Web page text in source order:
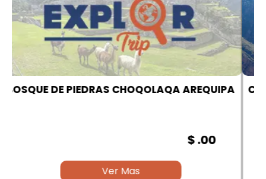
CAÑON DEL COLCA | AREQUIPA
$ .00
Ver Mas